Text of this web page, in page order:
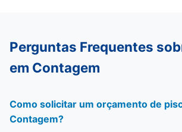
Perguntas Frequentes
em Contagem
Como solicitar um orçamento de
Contagem?